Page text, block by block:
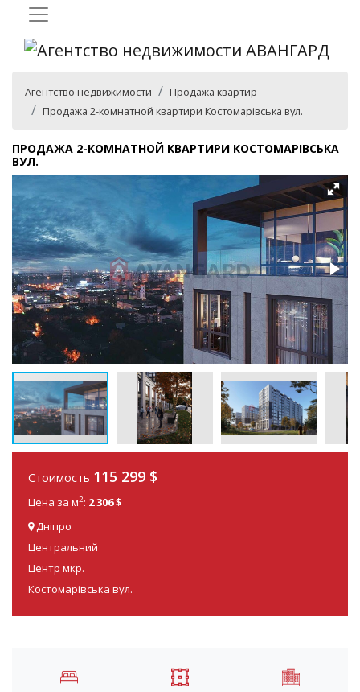
Агентство недвижимости
Продажа квартир
Продажа 2-комнатной квартири Костомарівська вул.
ПРОДАЖА 2-КОМНАТНОЙ КВАРТИРИ КОСТОМАРІВСЬКА
ВУЛ.
Стоимость 115 299 $
Цена за м2: 2 306 $
Дніпро
Центральний
Центр мкр.
Костомарівська вул.